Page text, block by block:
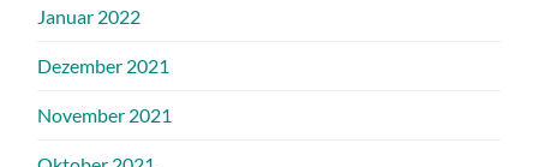
Januar 2022
Dezember 2021
November 2021